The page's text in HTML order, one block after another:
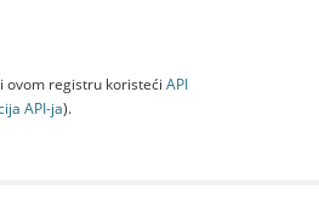
ovom registru koristeći API
API-jа).